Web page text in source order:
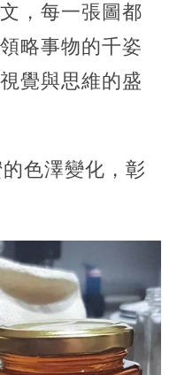
，每一張圖都
略事物的千姿
覺與思維的盛
色澤變化，彰